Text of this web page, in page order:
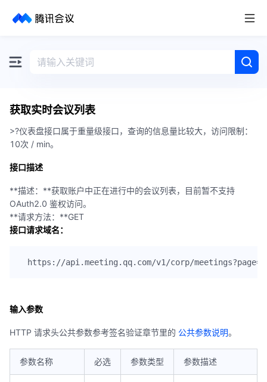
取消
获取实时会议列表
>?仪表盘接口属于重量级接口，查询的信息量比较大，访问限制：
10次 / min。
接口描述
**描述：**获取账户中正在进行中的会议列表，目前暂不支持
OAuth2.0 鉴权访问。
**请求方法：**GET
接口请求域名：
输入参数
HTTP 请求头公共参数参考签名验证章节里的 公共参数说明。
参数名称 必选 参数类型 参数描述